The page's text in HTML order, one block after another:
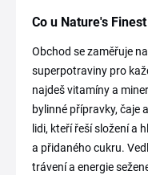
Co u Nature's
Obchod se zaměřuje
superpotraviny pro
najdeš vitamíny a
bylinné přípravky, čaje
lidi, kteří řeší složení a
a přidaného cukru.
trávení a energie